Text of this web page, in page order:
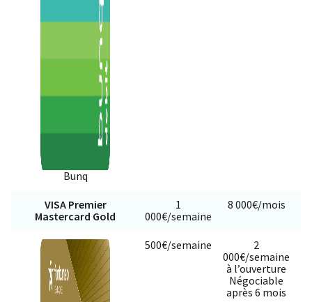
Bunq
VISA Premier
Mastercard Gold
1
000€/semaine
8 000€/mois
500€/semaine
2
000€/semaine
à l’ouverture
Négociable
après 6 mois